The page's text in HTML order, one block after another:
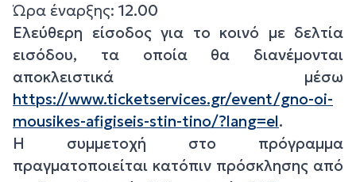
Ώρα έναρξης: 12.00
Ελεύθερη είσοδος για το κοινό με δελτία
εισόδου, τα οποία θα διανέμονται
αποκλειστικά μέσω
https://www.ticketservices.gr/event/gno-oi-
mousikes-afigiseis-stin-tino/?lang=el.
Η συμμετοχή στο πρόγραμμα
πραγματοποιείται κατόπιν πρόσκλησης από